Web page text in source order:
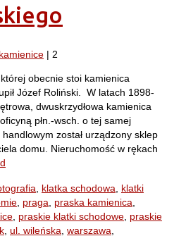
| 2
obecnie stoi kamienica
Józef Roliński. W latach 1898-
dwuskrzydłowa kamienica
płn.-wsch. o tej samej
został urządzony sklep
domu. Nieruchomość w rękach
klatka schodowa
klatki
praga praska kamienica
praskie klatki schodowe praskie
ul. wileńska warszawa